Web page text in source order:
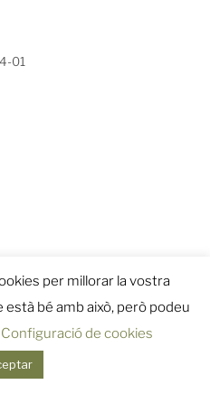
01
01
per millorar la vostra
bé amb això, però podeu
Configuració de cookies